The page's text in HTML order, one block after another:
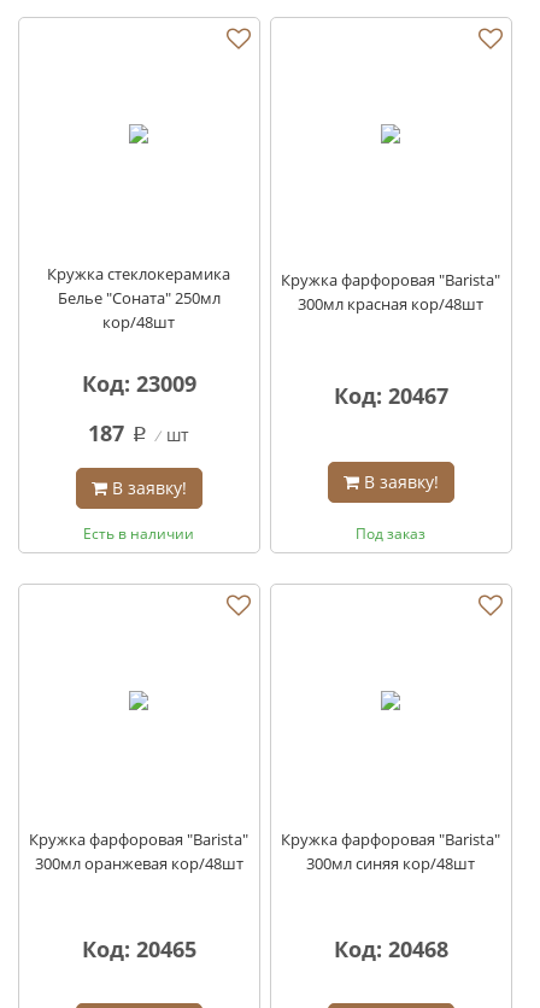
Кружка стеклокерамика
Белье "Соната" 250мл
кор/48шт
Код: 23009
187 q шт
В заявку!
Есть в наличии
Кружка фарфоровая "Barista"
300мл красная кор/48шт
Код: 20467
В заявку!
Под заказ
Кружка фарфоровая "Barista"
300мл оранжевая кор/48шт
Код: 20465
Кружка фарфоровая "Barista"
300мл синяя кор/48шт
Код: 20468